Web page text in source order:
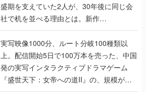
盛期を支えていた2人が、30年後に同じ会
社で机を並べる理由とは。新作
『TATSUJIN EXTREME』で初タッグを組
んだレジェンド2人に訊く開発秘話
実写映像1000分、ルート分岐100種類以
上。配信開始5日で100万本を売った、中国
発の実写インタラクティブドラマゲーム
『盛世天下：女帝への道II』の、規模が違